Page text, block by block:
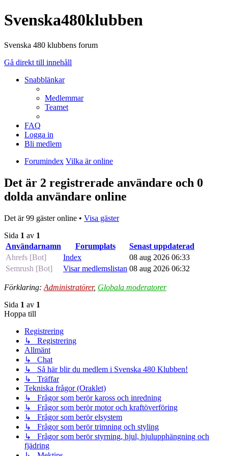
Svenska480klubben
Svenska 480 klubbens forum
Gå direkt till innehåll
Snabblänkar
Medlemmar
Teamet
FAQ
Logga in
Bli medlem
Forumindex Vilka är online
Det är 2 registrerade användare och 0
dolda användare online
Det är 99 gäster online • Visa gäster
Sida 1 av 1
Användarnamn
Forumplats
Senast uppdaterad
Ahrefs [Bot]
Index
08 aug 2026 06:33
Semrush [Bot]
Visar medlemslistan 08 aug 2026 06:32
Förklaring: Administratörer, Globala moderatorer
Sida 1 av 1
Hoppa till
Registrering
↳ Registrering
Allmänt
↳ Chat
↳ Så här blir du medlem i Svenska 480 Klubben!
↳ Träffar
Tekniska frågor (Oraklet)
↳ Frågor som berör kaross och inredning
↳ Frågor som berör motor och kraftöverföring
↳ Frågor som berör elsystem
↳ Frågor som berör trimning och styling
↳ Frågor som berör styrning, hjul, hjulupphängning och
fjädring